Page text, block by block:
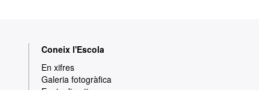
Coneix l'Escola
En xifres
Galeria fotogràfica